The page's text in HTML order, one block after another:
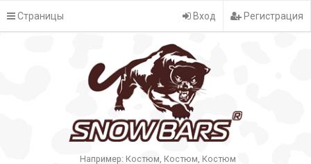
Страницы Вход Регистрация
Например: Костюм Костюм Костюм